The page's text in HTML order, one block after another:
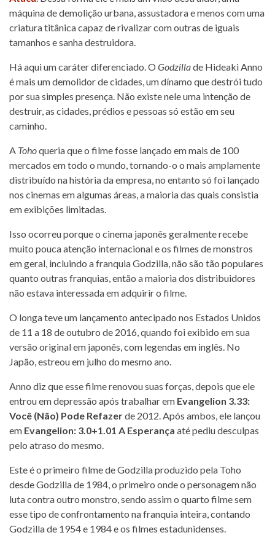
máquina de demolição urbana, assustadora e menos com uma
criatura titânica capaz de rivalizar com outras de iguais
tamanhos e sanha destruidora.
Há aqui um caráter diferenciado. O Godzillade Hideaki Anno
é mais um demolidor de cidades, um dínamo que destrói tudo
por sua simples presença. Não existe nele uma intenção de
destruir, as cidades, prédios e pessoas só estão em seu
caminho.
A Tohoqueria que o filme fosse lançado em mais de 100
mercados em todo o mundo, tornando-o o mais amplamente
distribuído na história da empresa, no entanto só foi lançado
nos cinemas em algumas áreas, a maioria das quais consistia
em exibições limitadas.
Isso ocorreu porque o cinema japonês geralmente recebe
muito pouca atenção internacional e os filmes de monstros
em geral, incluindo a franquia Godzilla, não são tão populares
quanto outras franquias, então a maioria dos distribuidores
não estava interessada em adquirir o filme.
O longa teve um lançamento antecipado nos Estados Unidos
de 11 a 18 de outubro de 2016, quando foi exibido em sua
versão original em japonês, com legendas em inglês. No
Japão, estreou em julho do mesmo ano.
Anno diz que esse filme renovou suas forças, depois que ele
entrou em depressão após trabalhar em Evangelion 3.33:
Você (Não) Pode Refazerde 2012. Após ambos, ele lançou
em Evangelion: 3.0+1.01 A Esperança até pediu desculpas
pelo atraso do mesmo.
Este é o primeiro filme de Godzilla produzido pela Toho
desde Godzilla de 1984, o primeiro onde o personagem não
luta contra outro monstro, sendo assim o quarto filme sem
esse tipo de confrontamento na franquia inteira, contando
Godzilla de 1954 e 1984 e os filmes estadunidenses.